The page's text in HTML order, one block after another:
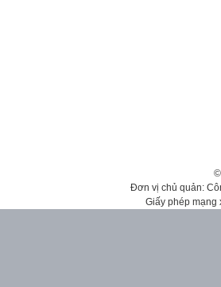
Đơn vị chủ quản:
Giấy phép mạng